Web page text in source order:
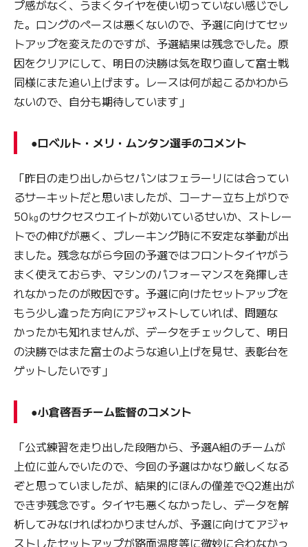
プ感がなく、うまくタイヤを使い切っていない感じでし
た。ロングのペースは悪くないので、予選に向けてセッ
トアップを変えたのですが、予選結果は残念でした。原
因をクリアにして、明日の決勝は気を取り直して富士戦
同様にまた追い上げます。レースは何が起こるかわから
ないので、自分も期待しています」
●ロベルト・メリ・ムンタン選手のコメント
「昨日の走り出しからセパンはフェラーリには合ってい
るサーキットだと思いましたが、コーナー立ち上がりで
50㎏のサクセスウエイトが効いているせいか、ストレー
トでの伸びが悪く、ブレーキング時に不安定な挙動が出
ました。残念ながら今回の予選ではフロントタイヤがう
まく使えておらず、マシンのパフォーマンスを発揮しき
れなかったのが敗因です。予選に向けたセットアップを
もう少し違った方向にアジャストしていれば、問題な
かったかも知れませんが、データをチェックして、明日
の決勝ではまた富士のような追い上げを見せ、表彰台を
ゲットしたいです」
●小倉啓吾チーム監督のコメント
「公式練習を走り出した段階から、予選A組のチームが
上位に並んでいたので、今回の予選はかなり厳しくなる
ぞと思っていましたが、結果的にほんの僅差でQ2進出が
できず残念です。タイヤも悪くなかったし、データを解
析してみなければわかりませんが、予選に向けてアジャ
ストしたセットアップが路面温度等に微妙に合わなかっ